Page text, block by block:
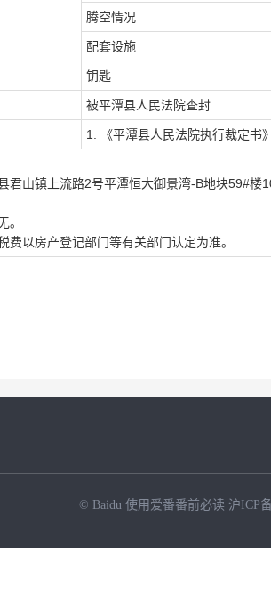
腾空情况
配套设施
钥匙
被平潭县人民法院查封
1. 《平潭县人民法院执行裁定书
君山镇上流路2号平潭恒大御景湾-B地块59#楼
。
费以房产登记部门等有关部门认定为准。
© Baidu 使用爱番番前必读 沪ICP